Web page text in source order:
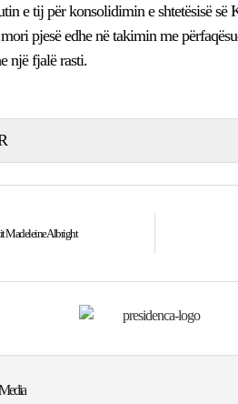
e tij për konsolidimin e shtetësisë së
pjesë edhe në takimin me
një fjalë rasti.
Madeleine Albright